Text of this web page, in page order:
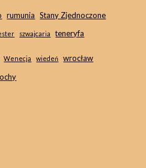
rumunia Stany Zjednoczone
szwajcaria teneryfa
Wenecja wiedeń
wrocław